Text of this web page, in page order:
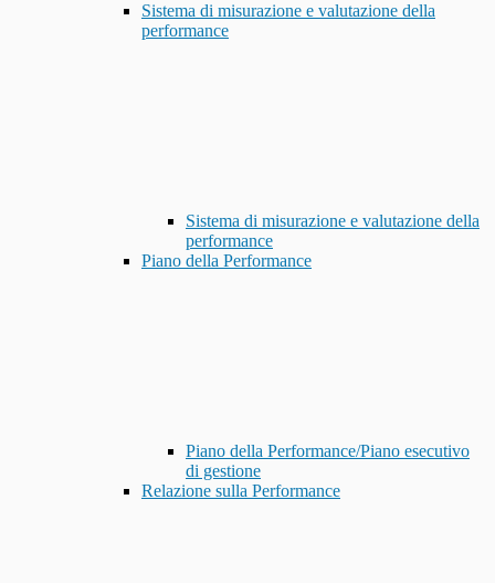
Sistema di misurazione e valutazione della
performance
Sistema di misurazione e valutazione della
performance
Piano della Performance
Piano della Performance/Piano esecutivo
di gestione
Relazione sulla Performance